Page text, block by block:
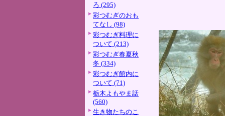
ろ (295)
彩つむぎのおも
てなし (98)
彩つむぎ料理に
ついて (213)
彩つむぎ春夏秋
冬 (334)
彩つむぎ館内に
ついて (71)
栃木よもやま話
(560)
生き物たちのこ